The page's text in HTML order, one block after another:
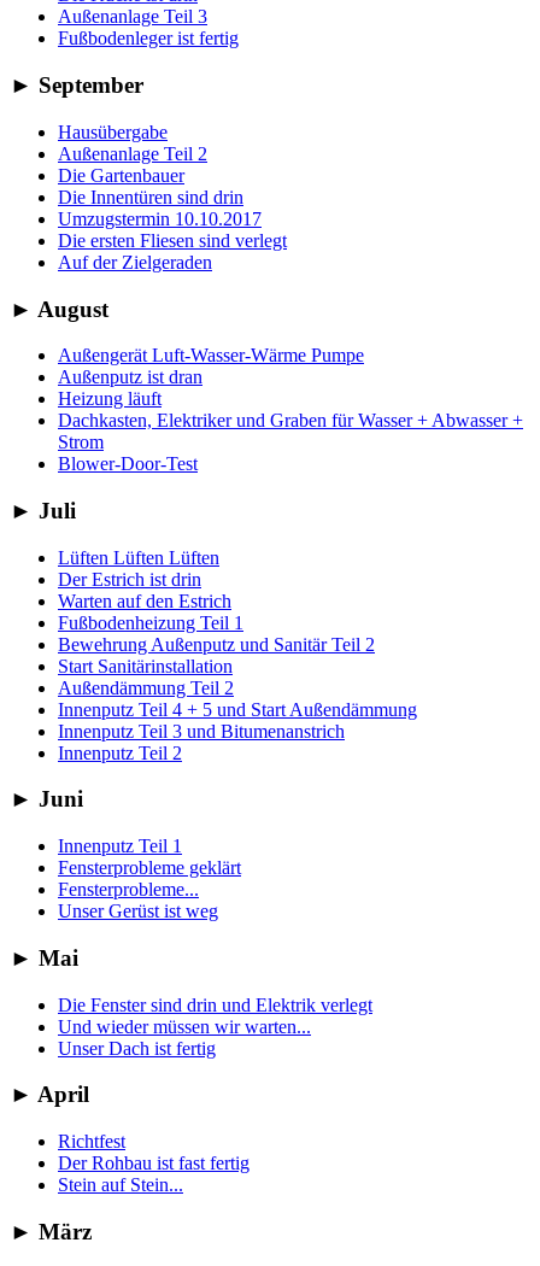
Außenanlage Teil 3
Fußbodenleger ist fertig
► September
Hausübergabe
Außenanlage Teil 2
Die Gartenbauer
Die Innentüren sind drin
Umzugstermin 10.10.2017
Die ersten Fliesen sind verlegt
Auf der Zielgeraden
► August
Außengerät Luft-Wasser-Wärme Pumpe
Außenputz ist dran
Heizung läuft
Dachkasten, Elektriker und Graben für Wasser + Abwasser +
Strom
Blower-Door-Test
► Juli
Lüften Lüften Lüften
Der Estrich ist drin
Warten auf den Estrich
Fußbodenheizung Teil 1
Bewehrung Außenputz und Sanitär Teil 2
Start Sanitärinstallation
Außendämmung Teil 2
Innenputz Teil 4 + 5 und Start Außendämmung
Innenputz Teil 3 und Bitumenanstrich
Innenputz Teil 2
► Juni
Innenputz Teil 1
Fensterprobleme geklärt
Fensterprobleme...
Unser Gerüst ist weg
► Mai
Die Fenster sind drin und Elektrik verlegt
Und wieder müssen wir warten...
Unser Dach ist fertig
► April
Richtfest
Der Rohbau ist fast fertig
Stein auf Stein...
► März